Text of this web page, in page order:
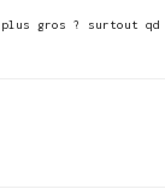
gros ? surtout qd